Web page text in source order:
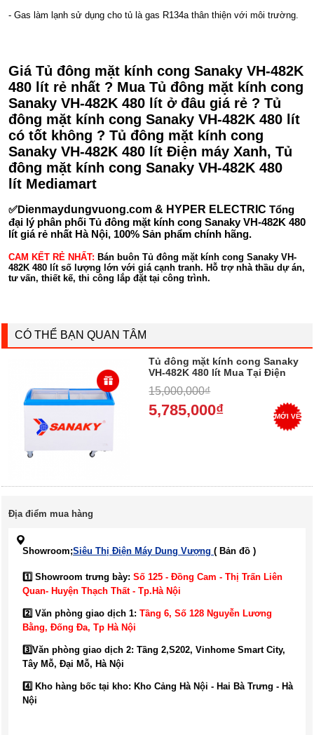
- Gas làm lạnh sử dụng cho tủ là gas R134a thân thiện với môi trường.
Giá Tủ đông mặt kính cong Sanaky VH-482K
480 lít rẻ nhất ? Mua Tủ đông mặt kính cong
Sanaky VH-482K 480 lít ở đâu giá rẻ ? Tủ
đông mặt kính cong Sanaky VH-482K 480 lít
có tốt không ? Tủ đông mặt kính cong
Sanaky VH-482K 480 lít Điện máy Xanh, Tủ
đông mặt kính cong Sanaky VH-482K 480
lít Mediamart
✅Dienmaydungvuong.com & HYPER ELECTRIC Tổng
đại lý phân phối Tủ đông mặt kính cong Sanaky VH-482K 480
lít giá rẻ nhất Hà Nội, 100% Sản phẩm chính hãng.
CAM KẾT RẺ NHẤT: Bán buôn Tủ đông mặt kính cong Sanaky VH-
482K 480 lít số lượng lớn với giá cạnh tranh. Hỗ trợ nhà thầu dự án,
tư vấn, thiết kế, thi công lắp đặt tại công trình.
CÓ THỂ BẠN QUAN TÂM
Tủ đông mặt kính cong Sanaky
VH-482K 480 lít Mua Tại Điện
Máy Dung Vượng, Trả góp 0%
15,000,000₫
5,785,000₫ MỚI VỀ
Địa điểm mua hàng
Showroom;Siêu Thị Điện Máy Dung Vượng ( Bản đồ )
1️⃣ Showroom trưng bày: Số 125 - Đồng Cam - Thị Trấn Liên
Quan- Huyện Thạch Thất - Tp.Hà Nội
2️⃣ Văn phòng giao dịch 1: Tầng 6, Số 128 Nguyễn Lương
Bằng, Đống Đa, Tp Hà Nội
3️⃣Văn phòng giao dịch 2: Tầng 2,S202, Vinhome Smart City,
Tây Mỗ, Đại Mỗ, Hà Nội
4️⃣ Kho hàng bốc tại kho: Kho Cảng Hà Nội - Hai Bà Trưng - Hà
Nội